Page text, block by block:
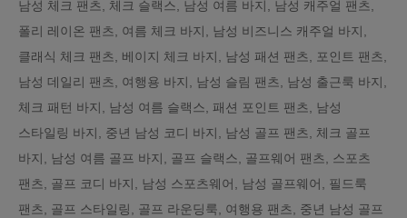
남성 체크 팬츠, 체크 슬랙스, 남성 여름 바지, 남성 캐주얼 팬츠,
폴리 레이온 팬츠, 여름 체크 바지, 남성 비즈니스 캐주얼 바지,
클래식 체크 팬츠, 베이지 체크 바지, 남성 패션 팬츠, 포인트 팬츠,
남성 데일리 팬츠, 여행용 바지, 남성 슬림 팬츠, 남성 출근룩 바지,
체크 패턴 바지, 남성 여름 슬랙스, 패션 포인트 팬츠, 남성
스타일링 바지, 중년 남성 코디 바지, 남성 골프 팬츠, 체크 골프
바지, 남성 여름 골프 바지, 골프 슬랙스, 골프웨어 팬츠, 스포츠
팬츠, 골프 코디 바지, 남성 스포츠웨어, 남성 골프웨어, 필드룩
팬츠, 골프 스타일링, 골프 라운딩룩, 여행용 팬츠, 중년 남성 골프